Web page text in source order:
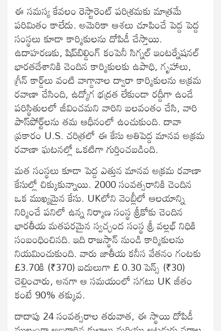
ఈ సమస్య కేవలం రెస్టారెంట్ పరిశ్రమకు మాత్రమే
పరిమితం కాలేదు. అమెరికా ఆశలు చూపించే పెద్ద పెద్ద
సంస్థలు కూడా కార్మికులను దోపిడీ చేస్తాయి.
ఉదాహరణకు, షిప్‌బిల్డింగ్ కంపెనీ సిగ్నల్ ఇంటర్నేషనల్
భారతదేశానికి చెందిన కార్మికులకు ఉపాధి, గృహాలు,
గ్రీన్ కార్డ్‌లు వంటి వాగ్దానాల ద్వారా కార్మికులను అక్రమ
రవాణా చేసింది, ఉద్యోగ భద్రత లేకుండా రద్దీగా ఉండే
పరిస్థితులలో జీవించమని వారిని బలవంతం చేసి, వారి
పాస్‌పోర్ట్‌లను తమ ఆధీనంలో ఉంచుకుంది. దావా
ప్రకారం U.S. చరిత్రలో ఈ కేసు అతిపెద్ద మానవ అక్రమ
రవాణా ఘటనల్లో ఒకటిగా గుర్తించబడింది.
మత సంస్థలు కూడా పెద్ద ఎత్తున మానవ అక్రమ రవాణా
కేసుల్లో చిక్కుకున్నాయి. 2000 సంవత్సరానికి చెందిన
ఒక ముఖ్యమైన కేసు. UKలోని వెంబ్లీలో ఆలయాన్ని
నిర్మించే పనిలో ఉన్న నిర్మాణ సంస్థ శ్రీకోకు చెందిన
భారతీయ మతపరమైన స్వచ్ఛంద సంస్థ శ్రీ వల్లభ్ నిధికి
సంబంధించినది. ఇది రాజస్థాన్ నుండి కార్మికులను
నియమించుకుంది. వారు జాతీయ కనీస వేతనం గంటకు
£3.70కి (₹370) బదులుగా £ 0.30 పెన్స్ (₹30)
చెల్లించారు, అనగా ఆ సమయంలో సగటు UK జీతం
కంటే 90% తక్కువ.
దాదాపు 24 సంవత్సరాల తరువాత, ఈ స్థాయి దోపిడీ